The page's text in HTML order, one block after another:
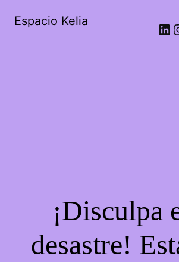
Espacio Kelia
¡Disculpa
desastre!